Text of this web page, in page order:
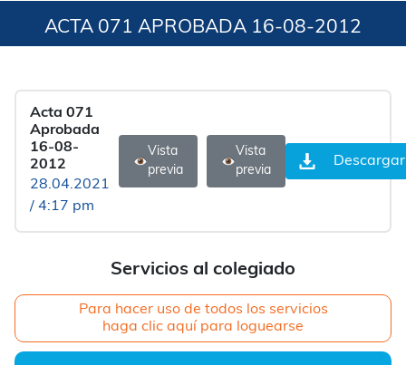
ACTA 071 APROBADA 16-08-2012
Servicios al colegiado
Para hacer uso de todos los servicios
haga clic aquí para loguearse
Acta 071
Aprobada
16-08-
2012
28.04.2021
/ 4:17 pm
Vista
previa
Vista
previa
Descargar